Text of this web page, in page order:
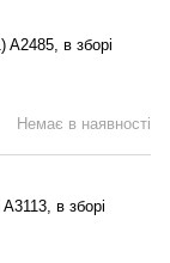
в зборі
Немає в наявності
в зборі